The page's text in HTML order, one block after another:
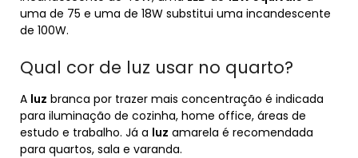
uma de 75 e uma de 18W substitui uma incandescente
de 100W.
Qual cor de luz usar no quarto?
A luz branca por trazer mais concentração é indicada
para iluminação de cozinha, home office, áreas de
estudo e trabalho. Já a luz amarela é recomendada
para quartos, sala e varanda.